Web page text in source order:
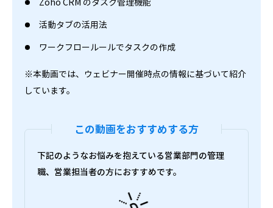
活動タブの活用法
ワークフロールールでタスクの作成
※本動画では、ウェビナー開催時点の情報に基づいて紹介
しています。
この動画をおすすめする方
下記のようなお悩みを抱えている営業部門の管理
職、営業担当者の方におすすめです。